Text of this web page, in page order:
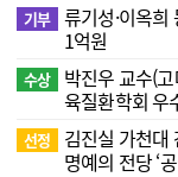
기부 류기성·이옥
1억원
수상
박진우 교수(
육질환학회 우
선정
김진실 가천대
명예의 전당 ‘